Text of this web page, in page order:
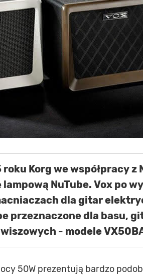
Korg we współpracy
NuTube. Vox po
dla gitar
przeznaczone dla basu,
- modele
50W prezentują bardzo